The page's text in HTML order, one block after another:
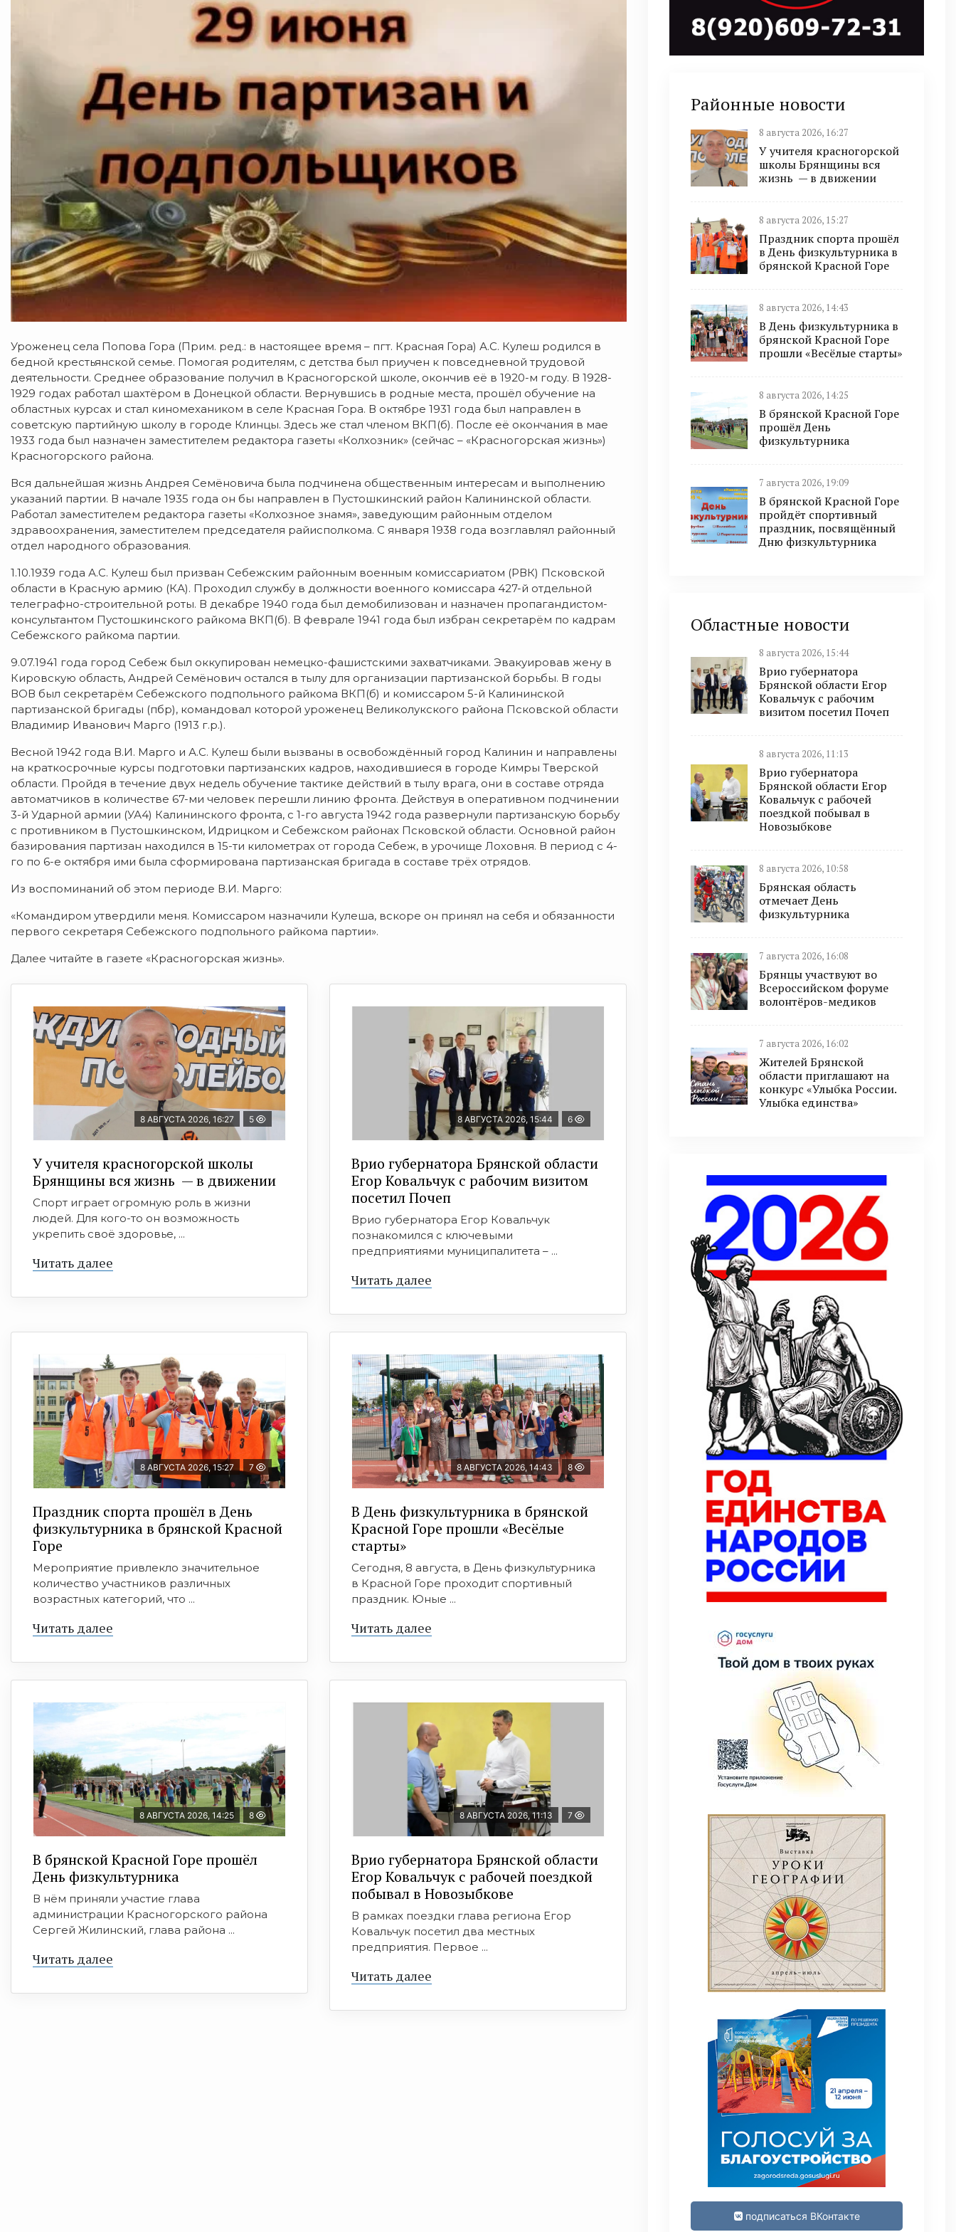
Уроженец села Попова Гора (Прим. ред.: в настоящее время – пгт. Красная Гора) А.С. Кулеш родился в
бедной крестьянской семье. Помогая родителям, с детства был приучен к повседневной трудовой
деятельности. Среднее образование получил в Красногорской школе, окончив её в 1920-м году. В 1928-
1929 годах работал шахтёром в Донецкой области. Вернувшись в родные места, прошёл обучение на
областных курсах и стал киномехаником в селе Красная Гора. В октябре 1931 года был направлен в
советскую партийную школу в городе Клинцы. Здесь же стал членом ВКП(б). После её окончания в мае
1933 года был назначен заместителем редактора газеты «Колхозник» (сейчас – «Красногорская жизнь»)
Красногорского района.
Вся дальнейшая жизнь Андрея Семёновича была подчинена общественным интересам и выполнению
указаний партии. В начале 1935 года он бы направлен в Пустошкинский район Калининской области.
Работал заместителем редактора газеты «Колхозное знамя», заведующим районным отделом
здравоохранения, заместителем председателя райисполкома. С января 1938 года возглавлял районный
отдел народного образования.
1.10.1939 года А.С. Кулеш был призван Себежским районным военным комиссариатом (РВК) Псковской
области в Красную армию (КА). Проходил службу в должности военного комиссара 427-й отдельной
телеграфно-строительной роты. В декабре 1940 года был демобилизован и назначен пропагандистом-
консультантом Пустошкинского райкома ВКП(б). В феврале 1941 года был избран секретарём по кадрам
Себежского райкома партии.
9.07.1941 года город Себеж был оккупирован немецко-фашистскими захватчиками. Эвакуировав жену в
Кировскую область, Андрей Семёнович остался в тылу для организации партизанской борьбы. В годы
ВОВ был секретарём Себежского подпольного райкома ВКП(б) и комиссаром 5-й Калининской
партизанской бригады (пбр), командовал которой уроженец Великолукского района Псковской области
Владимир Иванович Марго (1913 г.р.).
Весной 1942 года В.И. Марго и А.С. Кулеш были вызваны в освобождённый город Калинин и направлены
на краткосрочные курсы подготовки партизанских кадров, находившиеся в городе Кимры Тверской
области. Пройдя в течение двух недель обучение тактике действий в тылу врага, они в составе отряда
автоматчиков в количестве 67-ми человек перешли линию фронта. Действуя в оперативном подчинении
3-й Ударной армии (УА4) Калининского фронта, с 1-го августа 1942 года развернули партизанскую борьбу
с противником в Пустошкинском, Идрицком и Себежском районах Псковской области. Основной район
базирования партизан находился в 15-ти километрах от города Себеж, в урочище Лоховня. В период с 4-
го по 6-е октября ими была сформирована партизанская бригада в составе трёх отрядов.
Из воспоминаний об этом периоде В.И. Марго:
«Командиром утвердили меня. Комиссаром назначили Кулеша, вскоре он принял на себя и обязанности
первого секретаря Себежского подпольного райкома партии».
Далее читайте в газете «Красногорская жизнь».
8 АВГУСТА 2026, 16:27 5
У учителя красногорской школы
Брянщины вся жизнь — в движении
Спорт играет огромную роль в жизни
людей. Для кого-то он возможность
укрепить своё здоровье, ...
Читать далее
8 АВГУСТА 2026, 15:44 6
Врио губернатора Брянской области
Егор Ковальчук с рабочим визитом
посетил Почеп
Врио губернатора Егор Ковальчук
познакомился с ключевыми
предприятиями муниципалитета – ...
Читать далее
8 АВГУСТА 2026, 15:27 7
Праздник спорта прошёл в День
физкультурника в брянской Красной
Горе
Мероприятие привлекло значительное
количество участников различных
возрастных категорий, что ...
Читать далее
8 АВГУСТА 2026, 14:43 8
В День физкультурника в брянской
Красной Горе прошли «Весёлые
старты»
Сегодня, 8 августа, в День физкультурника
в Красной Горе проходит спортивный
праздник. Юные ...
Читать далее
8 АВГУСТА 2026, 14:25 8
В брянской Красной Горе прошёл
День физкультурника
В нём приняли участие глава
администрации Красногорского района
Сергей Жилинский, глава района ...
Читать далее
8 АВГУСТА 2026, 11:13 7
Врио губернатора Брянской области
Егор Ковальчук с рабочей поездкой
побывал в Новозыбкове
В рамках поездки глава региона Егор
Ковальчук посетил два местных
предприятия. Первое ...
Читать далее
Районные новости
8 августа 2026, 16:27
У учителя красногорской
школы Брянщины вся
жизнь — в движении
8 августа 2026, 15:27
Праздник спорта прошёл
в День физкультурника в
брянской Красной Горе
8 августа 2026, 14:43
В День физкультурника в
брянской Красной Горе
прошли «Весёлые старты»
8 августа 2026, 14:25
В брянской Красной Горе
прошёл День
физкультурника
7 августа 2026, 19:09
В брянской Красной Горе
пройдёт спортивный
праздник, посвящённый
Дню физкультурника
Областные новости
8 августа 2026, 15:44
Врио губернатора
Брянской области Егор
Ковальчук с рабочим
визитом посетил Почеп
8 августа 2026, 11:13
Врио губернатора
Брянской области Егор
Ковальчук с рабочей
поездкой побывал в
Новозыбкове
8 августа 2026, 10:58
Брянская область
отмечает День
физкультурника
7 августа 2026, 16:08
Брянцы участвуют во
Всероссийском форуме
волонтёров-медиков
7 августа 2026, 16:02
Жителей Брянской
области приглашают на
конкурс «Улыбка России.
Улыбка единства»
подписаться ВКонтакте